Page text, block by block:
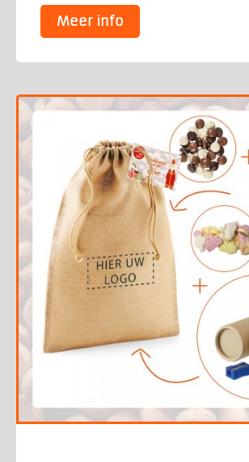
Meer info